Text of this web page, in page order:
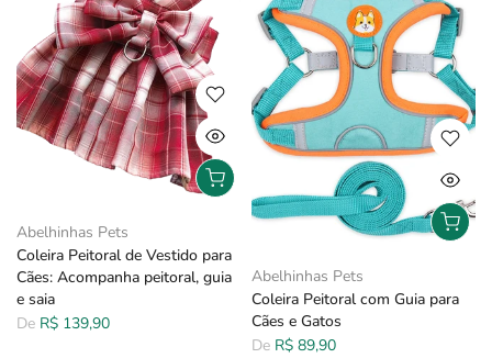
Abelhinhas Pets
Coleira Peitoral de Vestido para
Cães: Acompanha peitoral, guia
e saia
De R$ 139,90
Abelhinhas Pets
Coleira Peitoral com Guia para
Cães e Gatos
De R$ 89,90